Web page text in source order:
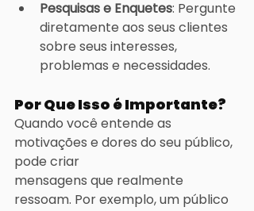
Pesquisas e Enquetes: Pergunte
diretamente aos seus clientes
sobre seus interesses,
problemas e necessidades.
Por Que Isso é Importante?
Quando você entende as
motivações e dores do seu público,
pode criar
mensagens que realmente
ressoam. Por exemplo, um público